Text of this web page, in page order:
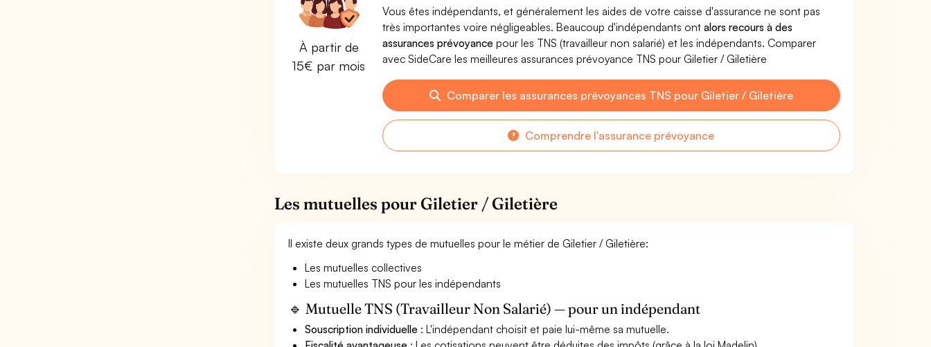
À partir de
15€ par mois
Vous êtes indépendants, et généralement les aides de votre caisse d'assurance ne sont pas
très importantes voire négligeables. Beaucoup d'indépendants ont alors recours à des
assurances prévoyancepour les TNS (travailleur non salarié) et les indépendants. Comparer
avec SideCare les meilleures assurances prévoyance TNS pour Giletier / Giletière
Comparer les assurances prévoyances TNS pour Giletier / Giletière
Comprendre l'assurance prévoyance
Les mutuelles pour Giletier / Giletière
Il existe deux grands types de mutuelles pour le métier de Giletier / Giletière:
Les mutuelles collectives
Les mutuelles TNS pour les indépendants
🔹 Mutuelle TNS (Travailleur Non Salarié) — pour un indépendant
Souscription individuelle : L'indépendant choisit et paie lui-même sa mutuelle.